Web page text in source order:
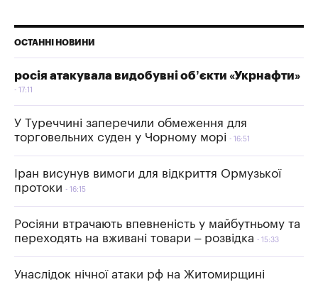
ОСТАННІ НОВИНИ
росія атакувала видобувні об’єкти «Укрнафти»
17:11
У Туреччині заперечили обмеження для
торговельних суден у Чорному морі
16:51
Іран висунув вимоги для відкриття Ормузької
протоки
16:15
Росіяни втрачають впевненість у майбутньому та
переходять на вживані товари – розвідка
15:33
Унаслідок нічної атаки рф на Житомирщині